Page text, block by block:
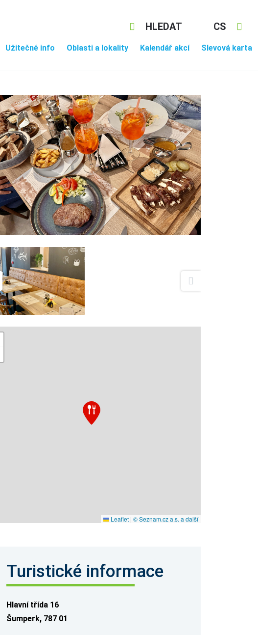
CS
HLEDAT
Užitečné info Oblasti a lokality Kalendář akcí Slevová karta
Leaflet | © Seznam.cz a.s. a další
Turistické informace
Hlavní třída 16
Šumperk, 787 01